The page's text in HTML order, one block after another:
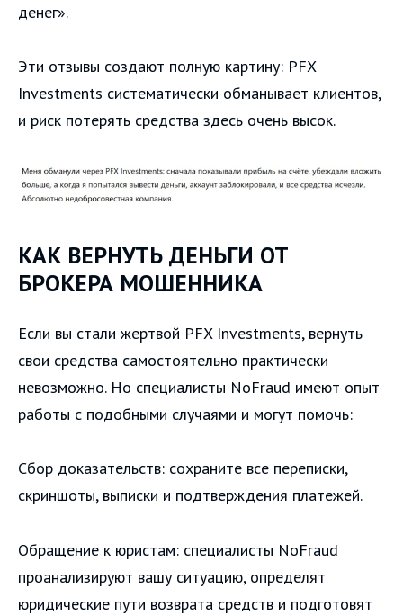
денег».
Эти отзывы создают полную картину: PFX
Investments систематически обманывает клиентов,
и риск потерять средства здесь очень высок.
КАК ВЕРНУТЬ ДЕНЬГИ ОТ
БРОКЕРА МОШЕННИКА
Если вы стали жертвой PFX Investments, вернуть
свои средства самостоятельно практически
невозможно. Но специалисты NoFraud имеют опыт
работы с подобными случаями и могут помочь:
Сбор доказательств: сохраните все переписки,
скриншоты, выписки и подтверждения платежей.
Обращение к юристам: специалисты NoFraud
проанализируют вашу ситуацию, определят
юридические пути возврата средств и подготовят